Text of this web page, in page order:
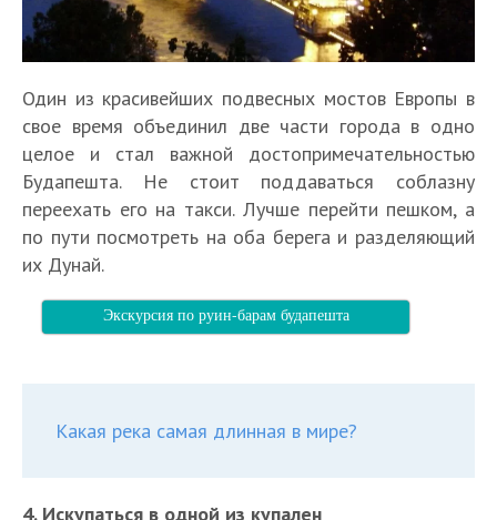
Один из красивейших подвесных мостов Европы в
свое время объединил две части города в одно
целое и стал важной достопримечательностью
Будапешта. Не стоит поддаваться соблазну
переехать его на такси. Лучше перейти пешком, а
по пути посмотреть на оба берега и разделяющий
их Дунай.
Экскурсия по руин-барам будапешта
Какая река самая длинная в мире?
4. Искупаться в одной из купален